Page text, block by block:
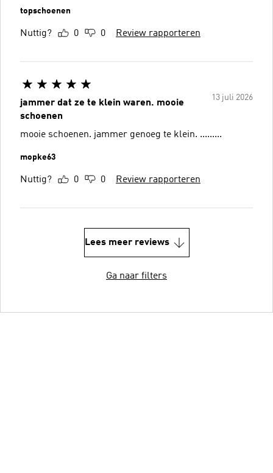
topschoenen
Nuttig? 0 0 Review rapporteren
13 juli 2026
jammer dat ze te klein waren. mooie
schoenen
mooie schoenen. jammer genoeg te klein. .........
mopke63
Nuttig? 0 0 Review rapporteren
Lees meer reviews
Ga naar filters